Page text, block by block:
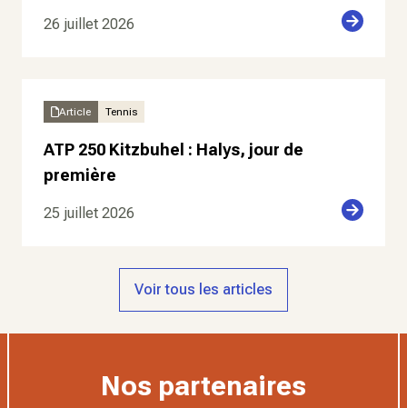
26 juillet 2026
Article Tennis
ATP 250 Kitzbuhel : Halys, jour de
première
25 juillet 2026
Voir tous les articles
Nos partenaires